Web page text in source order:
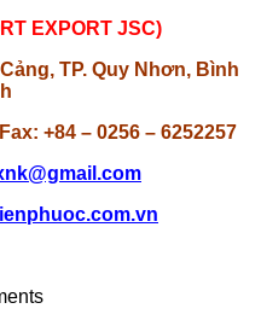
EXPORT JSC)
TP. Quy Nhơn, Bình
+84 – 0256 – 6252257